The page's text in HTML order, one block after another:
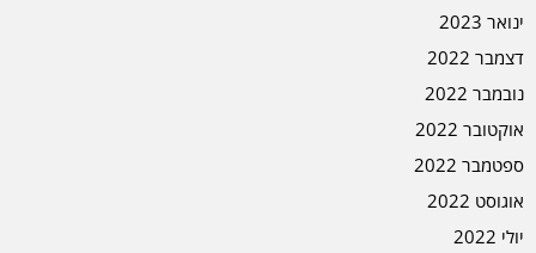
ינואר 2023
דצמבר 2022
נובמבר 2022
אוקטובר 2022
ספטמבר 2022
אוגוסט 2022
יולי 2022